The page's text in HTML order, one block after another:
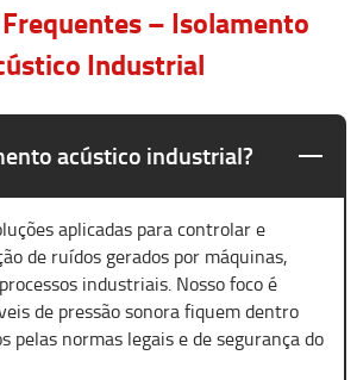
– Isolamento
Industrial
acústico industrial?
aplicadas para controlar e
de ruídos gerados por máquinas,
industriais. Nosso foco é
de pressão sonora fiquem dentro
pelas normas legais e de segurança do